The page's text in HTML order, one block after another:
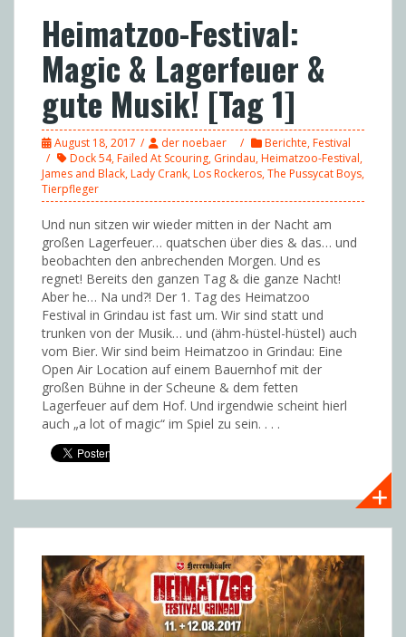
Heimatzoo-Festival:
Magic & Lagerfeuer &
gute Musik! [Tag 1]
August 18, 2017 der noebaer Berichte,Festival
Dock 54,Failed At Scouring, Grindau,Heimatzoo-Festival,
James and Black,Lady Crank,Los Rockeros,The Pussycat Boys,
Tierpfleger
Und nun sitzen wir wieder mitten in der Nacht am
großen Lagerfeuer… quatschen über dies & das… und
beobachten den anbrechenden Morgen. Und es
regnet! Bereits den ganzen Tag & die ganze Nacht!
Aber he… Na und?! Der 1. Tag des Heimatzoo
Festival in Grindau ist fast um. Wir sind statt und
trunken von der Musik… und (ähm-hüstel-hüstel) auch
vom Bier. Wir sind beim Heimatzoo in Grindau: Eine
Open Air Location auf einem Bauernhof mit der
großen Bühne in der Scheune & dem fetten
Lagerfeuer auf dem Hof. Und irgendwie scheint hierl
auch „a lot of magic“ im Spiel zu sein. . . .